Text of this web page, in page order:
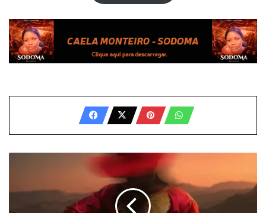
Cicatrizes